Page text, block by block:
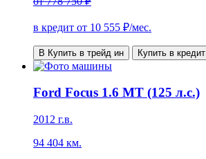
в кредит от 10 555 ₽/мес.
В Купить в трейд ин Купить в кредит
Ford Focus 1.6 MT (125 л.с.)
2012 г.в.
94 404 км.